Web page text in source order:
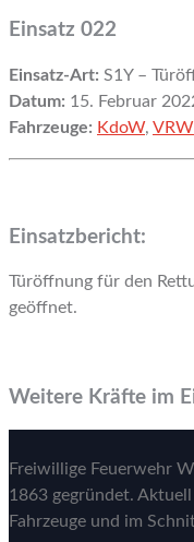
Einsatz 022
Einsatz-Art: S1Y –
Datum: 15. Februar
Fahrzeuge: KdoW, VRW
Einsatzbericht:
Türöffnung für den
geöffnet.
Weitere Kräfte im
Freiwillige Feuerwehr
1863 gegründet.
Fahrzeuge und im